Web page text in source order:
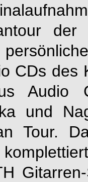
der
CDs des
Audio
und
Tour.